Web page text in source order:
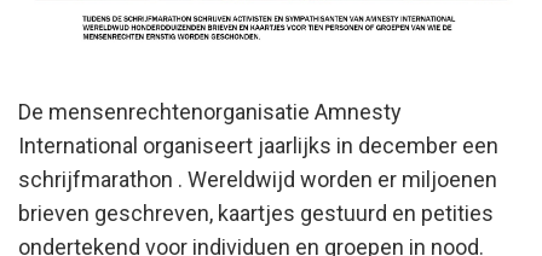
De mensenrechtenorganisatie Amnesty
International organiseert jaarlijks in december een
schrijfmarathon . Wereldwijd worden er miljoenen
brieven geschreven, kaartjes gestuurd en petities
ondertekend voor individuen en groepen in nood.